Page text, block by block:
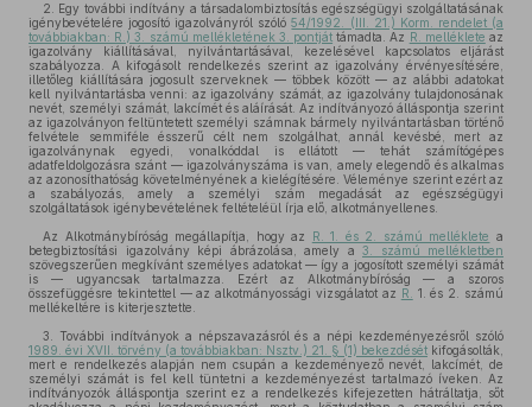
2. Egy további indítvány a társadalombiztosítás egészségügyi szolgáltatásának
igénybevételére jogosító igazolványról szóló54/1992. (III. 21.) Korm. rendelet (a
továbbiakban: R.) 3. számú mellékletének 3. pontját támadta. Az R. melléklete az
igazolvány kiállításával, nyilvántartásával, kezelésével kapcsolatos eljárást
szabályozza. A kifogásolt rendelkezés szerint az igazolvány érvényesítésére,
illetőleg kiállítására jogosult szerveknek — többek között — az alábbi adatokat
kell nyilvántartásba venni: az igazolvány számát, az igazolvány tulajdonosának
nevét, személyi számát, lakcímét és aláírását. Az indítványozó álláspontja szerint
az igazolványon feltüntetett személyi számnak bármely nyilvántartásban történő
felvétele semmiféle ésszerű célt nem szolgálhat, annál kevésbé, mert az
igazolványnak egyedi, vonalkóddal is ellátott — tehát számítógépes
adatfeldolgozásra szánt — igazolványszáma is van, amely elegendő és alkalmas
az azonosíthatóság követelményének a kielégítésére. Véleménye szerint ezért az
a szabályozás, amely a személyi szám megadását az egészségügyi
szolgáltatások igénybevételének feltételéül írja elő, alkotmányellenes.
Az Alkotmánybíróság megállapítja, hogy az
R. 1. és 2. számú melléklete a
betegbiztosítási igazolvány képi ábrázolása, amely a 3. számú mellékletben
szövegszerűen megkívánt személyes adatokat — így a jogosított személyi számát
is — ugyancsak tartalmazza. Ezért az Alkotmánybíróság — a szoros
összefüggésre tekintettel — az alkotmányossági vizsgálatot az R.
1. és 2. számú
mellékeltére is kiterjesztette.
3. További indítványok a népszavazásról és a népi kezdeményezésről szóló
1989. évi XVII. törvény (a továbbiakban: Nsztv.) 21. § (1) bekezdését kifogásolták,
mert e rendelkezés alapján nem csupán a kezdeményező nevét, lakcímét, de
személyi számát is fel kell tüntetni a kezdeményezést tartalmazó íveken. Az
indítványozók álláspontja szerint ez a rendelkezés kifejezetten hátráltatja, sőt